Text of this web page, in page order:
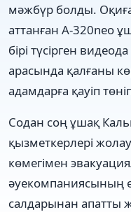
мәжбүр болды.
аттанған A-320neo
бірі түсірген
арасында қалғаны
адамдарға қауіп
Содан соң ұшақ
қызметкерлері
көмегімен
әуекомпаниясының
салдарынан апатты